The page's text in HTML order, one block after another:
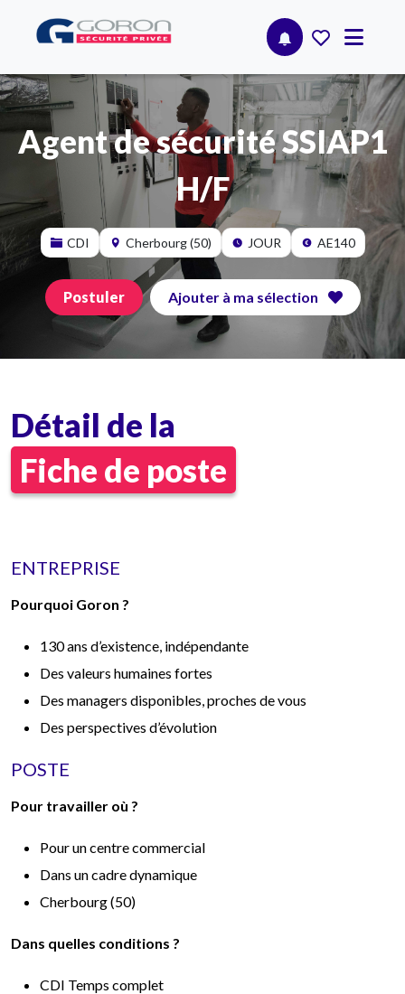
Agent de sécurité SSIAP1
H/F
CDI Cherbourg (50) JOUR AE140
Postuler Ajouter à ma sélection
Détail de la
Fiche de poste
ENTREPRISE
Pourquoi Goron ?
130 ans d’existence, indépendante
Des valeurs humaines fortes
Des managers disponibles, proches de vous
Des perspectives d’évolution
POSTE
Pour travailler où ?
Pour un centre commercial
Dans un cadre dynamique
Cherbourg (50)
Dans quelles conditions ?
CDI Temps complet